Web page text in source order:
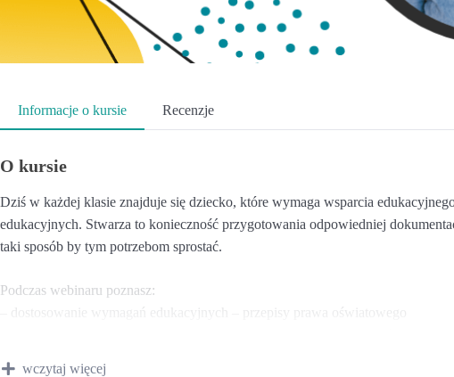
Informacje o kursie Recenzje
O kursie
Dziś w każdej klasie znajduje się dziecko, które wymaga wsparcia
edukacyjnych. Stwarza to konieczność przygotowania odpowiedniej
taki sposób by tym potrzebom sprostać.
Podczas webinaru poznasz:
– dostosowanie wymagań edukacyjnych – przepisy prawa oświatowego
wczytaj więcej